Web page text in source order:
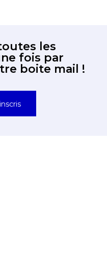
les
fois par
boite mail !